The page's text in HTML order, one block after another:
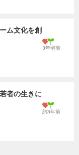
ム文化を創
3年弱前
者の生きに
約3年前